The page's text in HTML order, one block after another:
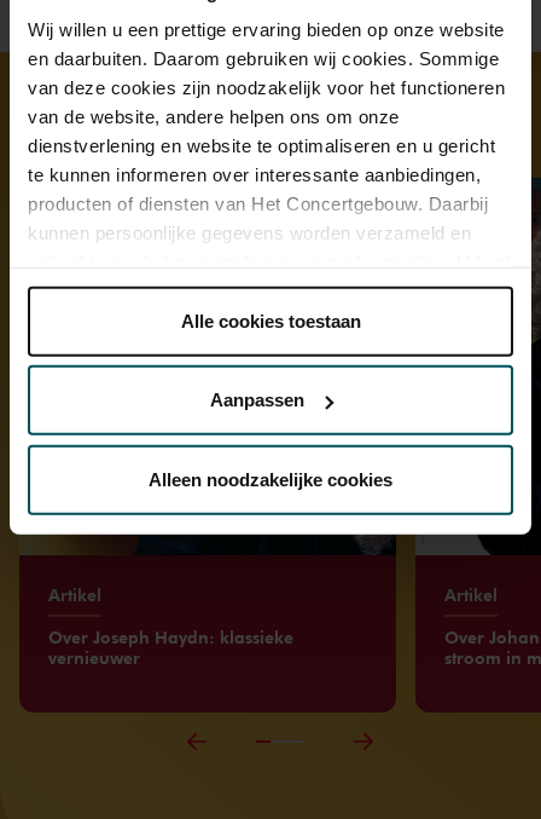
Wij willen u een prettige ervaring bieden op onze website
en daarbuiten. Daarom gebruiken wij cookies. Sommige
van deze cookies zijn noodzakelijk voor het functioneren
van de website, andere helpen ons om onze
dienstverlening en website te optimaliseren en u gericht
te kunnen informeren over interessante aanbiedingen,
producten of diensten van Het Concertgebouw. Daarbij
kunnen persoonlijke gegevens worden verzameld en
onder 'aanpassen' zelf welke cookies wij mogen
Lees onze cookieverklaring hier. Lees onze
Via decookieverklaringop onze website kunt u uw
We werken samen met32 derdendie uw gegevens
Alle cookies toestaan
Aanpassen
Alleen noodzakelijke cookies
Ontdek meer
Artikel
Over Joseph Haydn: klassieke
vernieuwer
Artikel
Over
stroom in